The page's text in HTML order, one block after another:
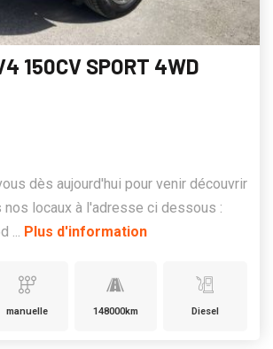
150CV SPORT 4WD
dès aujourd'hui pour venir découvrir
nos locaux à l'adresse ci dessous :
... Plus d'information
manuelle 148000km Diesel